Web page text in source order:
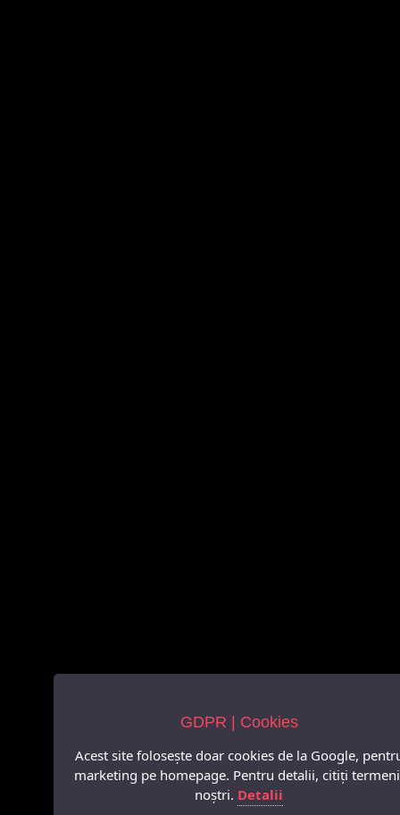
GDPR | Cookies
Acest site folosește doar cookies de la Google,
marketing pe homepage. Pentru detalii, citiți
noștri. Detalii